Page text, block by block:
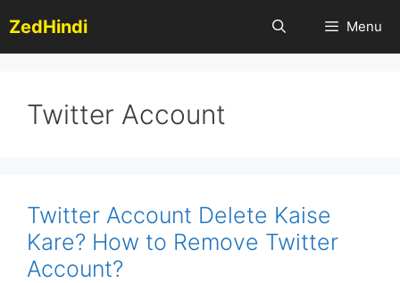
to
content
ZedHindi Menu
Twitter Account
Twitter Account Delete Kaise
Kare? How to Remove Twitter
Account?